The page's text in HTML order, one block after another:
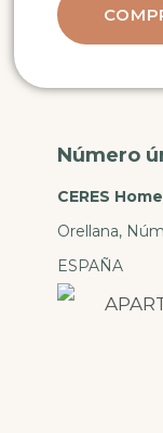
Número
CERES Home
Orellana,
ESPAÑA